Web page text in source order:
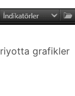
grafikler